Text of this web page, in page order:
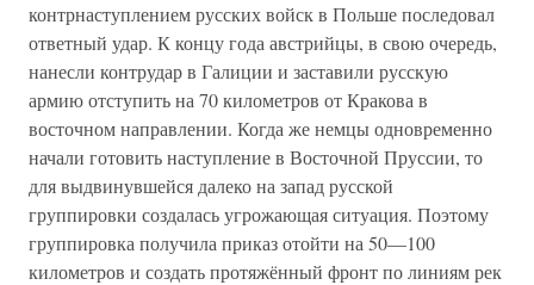
контрнаступлением русских войск в Польше последовал
ответный удар. К концу года австрийцы, в свою очередь,
нанесли контрудар в Галиции и заставили русскую
армию отступить на 70 километров от Кракова в
восточном направлении. Когда же немцы одновременно
начали готовить наступление в Восточной Пруссии, то
для выдвинувшейся далеко на запад русской
группировки создалась угрожающая ситуация. Поэтому
группировка получила приказ отойти на 50—100
километров и создать протяжённый фронт по линиям рек